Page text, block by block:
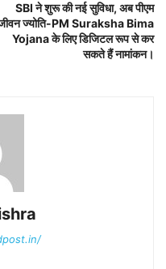
SBI ने शुरू की नई सुविधा, अब पीएम
ज्योति-PM Suraksha Bima
Yojana के लिए डिजिटल रूप से कर
सकते हैं नामांकन।